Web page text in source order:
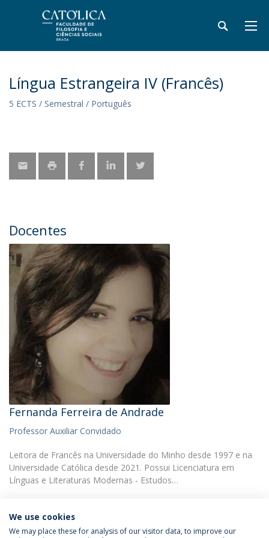
Língua Estrangeira IV (Francês)
5 ECTS / Semestral / Português
Docentes
Fernanda Ferreira de Andrade
Professor Auxiliar Convidado
Leitora de Francês na Universidade do Minho desde 1997 e na
Universidade Católica desde 2021. Possui Licenciatura em
Línguas e Literaturas Modernas - Estudos…
We use cookies
We may place these for analysis of our visitor data, to improve our